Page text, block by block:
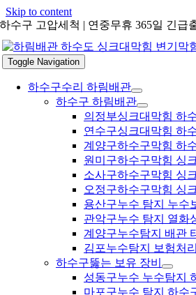
Skip to content
하수구 고압세척 | 연중무휴 365일 긴급
Toggle Navigation
하수구수리 하림배관
하수구 하림배관
의정부싱크대막힘 하
연수구싱크대막힘 하
계양구하수구막힘 하
원미구하수구막힘 싱
소사구하수구막힘 싱
오정구하수구막힘 싱
용산구누수 탐지 누수
관악구누수 탐지 열화
계양구누수탐지 배관
김포누수탐지 보험처
하수구뚫는 보유 장비
성동구누수 누수탐지
마포구누수 탐지 하수